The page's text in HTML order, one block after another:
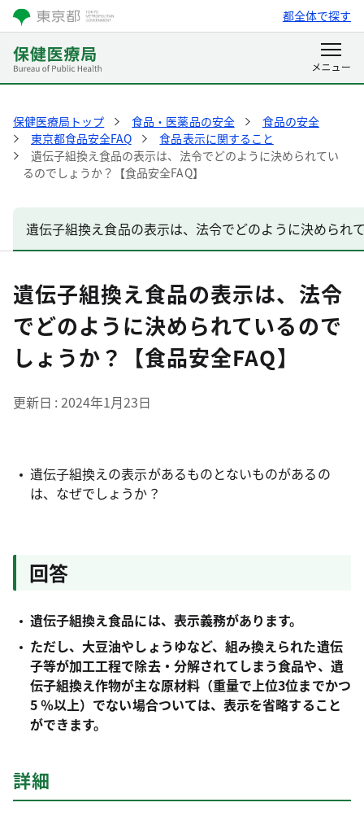
都全体で探す
保健医療局トップ 食品・医薬品の安全
食品の安全
東京都食品安全FAQ
食品表示に関すること
遺伝子組換え食品の表示は、法令でどのように決められてい
るのでしょうか？【食品安全FAQ】
遺伝子組換え食品の表示は、法令でどのように決められ
遺伝子組換え食品の表示は、法令
でどのように決められているので
しょうか？【食品安全FAQ】
更新日 2024年1月23日
遺伝子組換えの表示があるものとないものがあるの
は、なぜでしょうか？
回答
遺伝子組換え食品には、表示義務があります。
ただし、大豆油やしょうゆなど、組み換えられた遺伝
子等が加工工程で除去・分解されてしまう食品や、遺
伝子組換え作物が主な原材料（重量で上位3位までかつ
5 ％以上）でない場合ついては、表示を省略すること
ができます。
詳細